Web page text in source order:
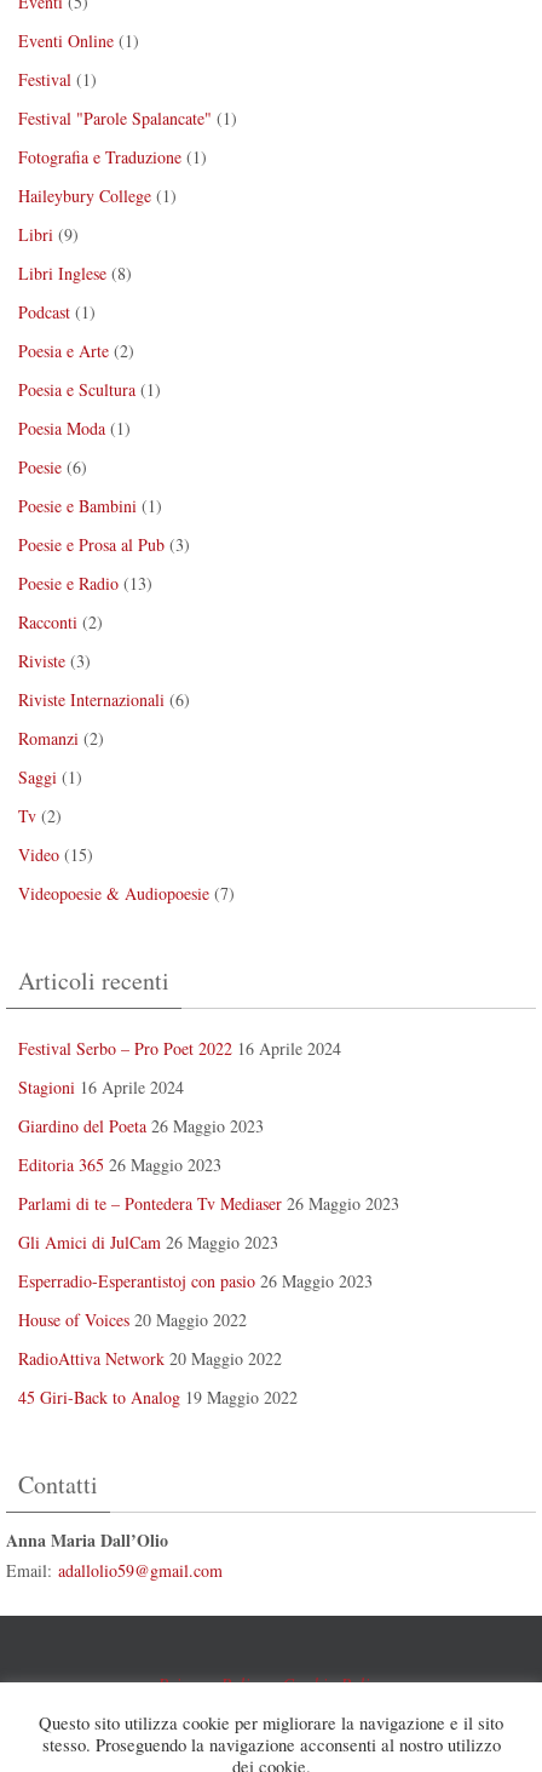
Eventi Online (1)
Festival (1)
Festival "Parole Spalancate" (1)
Fotografia e Traduzione (1)
Haileybury College (1)
Libri (9)
Libri Inglese (8)
Podcast (1)
Poesia e Arte (2)
Poesia e Scultura (1)
Poesia Moda (1)
Poesie (6)
Poesie e Bambini (1)
Poesie e Prosa al Pub (3)
Poesie e Radio (13)
Racconti (2)
Riviste (3)
Riviste Internazionali (6)
Romanzi (2)
Saggi (1)
Tv (2)
Video (15)
Videopoesie & Audiopoesie (7)
Articoli recenti
Festival Serbo – Pro Poet 2022 16 Aprile 2024
Stagioni 16 Aprile 2024
Giardino del Poeta 26 Maggio 2023
Editoria 365 26 Maggio 2023
Parlami di te – Pontedera Tv Mediaser 26 Maggio 2023
Gli Amici di JulCam 26 Maggio 2023
Esperradio-Esperantistoj con pasio 26 Maggio 2023
House of Voices 20 Maggio 2022
RadioAttiva Network 20 Maggio 2022
45 Giri-Back to Analog 19 Maggio 2022
Contatti
Anna Maria Dall’Olio
Email: adallolio59@gmail.com
Privacy Policy-Cookie Policy
Anna Maria Dall' Olio © 2021 - Developed ByPapyrus
Communication
Questo sito utilizza cookie per migliorare la navigazione e il sito
stesso. Proseguendo la navigazione acconsenti al nostro utilizzo
dei cookie.